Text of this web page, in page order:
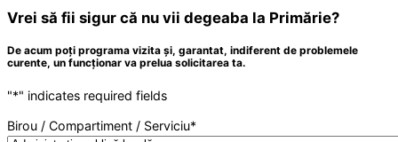
Vrei să fii sigur că nu vii degeaba la Primărie?
De acum poți programa vizita și, garantat, indiferent de problemele
curente, un funcționar va prelua solicitarea ta.
"*" indicates required fields
Birou / Compartiment / Serviciu*